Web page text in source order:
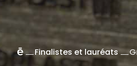
Accueil
Finalistes et lauréats